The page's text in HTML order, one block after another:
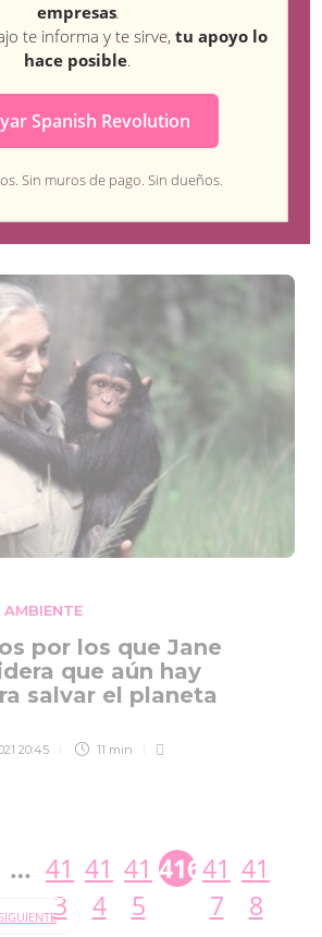
,DESTACADA
La Marea, El Salto,
y LÚH denuncian
AMBIENTE
por los que Jane
que aún hay
salvar el planeta
20:45 11 min
… 41
3
41
4
41
5
41641
7
41
8
empresas.
te informa y te sirve,tu apoyo lo
hace posible.
Spanish Revolution
Sin muros de pago. Sin dueños.